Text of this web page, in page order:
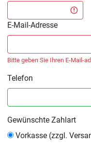
E-Mail-Adresse
Bitte geben Sie Ihren E-Mail-
Telefon
Gewünschte Zahlart
Vorkasse (zzgl.